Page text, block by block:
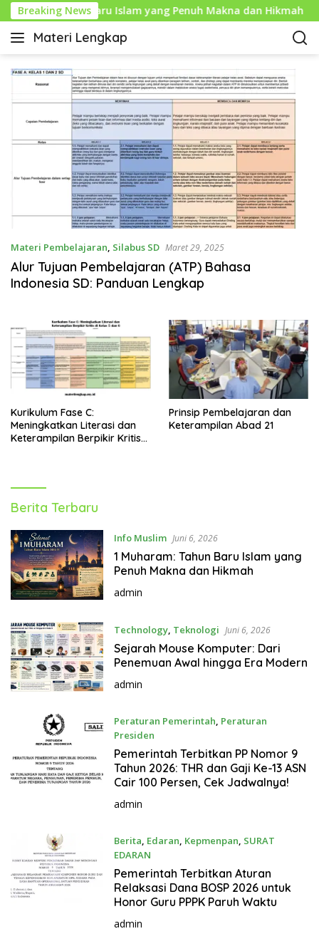
a
Breaking News
Tahun Baru Islam yang Penuh Makna dan Hikmah
Materi Lengkap
I
f
P
e
n
k
n
L
e
a
p
Materi Pembelajaran, Silabus SD Maret 29, 2025
Alur Tujuan Pembelajaran (ATP) Bahasa
Indonesia SD: Panduan Lengkap
Kurikulum Fase C:
Meningkatkan Literasi dan
Keterampilan Berpikir Kritis
Prinsip Pembelajaran dan
Keterampilan Abad 21
a
t
e
r
i
L
n
g
k
a
p
Berita Terbaru
Info Muslim Juni 6, 2026
1 Muharam: Tahun Baru Islam yang
Penuh Makna dan Hikmah
admin
Technology, Teknologi Juni 6, 2026
Sejarah Mouse Komputer: Dari
Penemuan Awal hingga Era Modern
admin
Peraturan Pemerintah Peraturan
Presiden
Maret 13, 2026
Pemerintah Terbitkan PP Nomor 9
Tahun 2026: THR dan Gaji Ke-13 ASN
Cair 100 Persen, Cek Jadwalnya!
admin
Berita Edaran Kepmenpan SURAT
EDARAN
Maret 13, 2026
Pemerintah Terbitkan Aturan
Relaksasi Dana BOSP 2026 untuk
Honor Guru PPPK Paruh Waktu
admin